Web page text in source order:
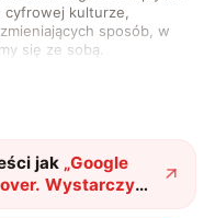
cyfrowej kulturze,
sposób, w
się ze sobą.
W wolnych
jak „Google
Wystarczy
tylko to,